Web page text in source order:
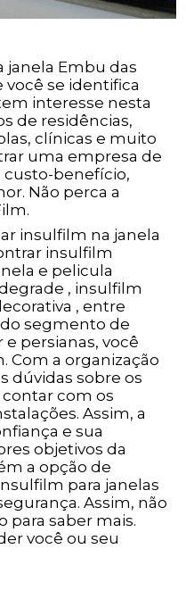
janela Embu das
se identifica
interesse nesta
de residências,
clínicas e muito
uma empresa de
benefício,
Não perca a
insulfilm na janela
insulfilm
e pelicula
, insulfilm
, entre
segmento de
persianas, você
Com a organização
dúvidas sobre os
com os
Assim, a
e sua
objetivos da
a opção de
para janelas
Assim, não
para saber mais.
você ou seu